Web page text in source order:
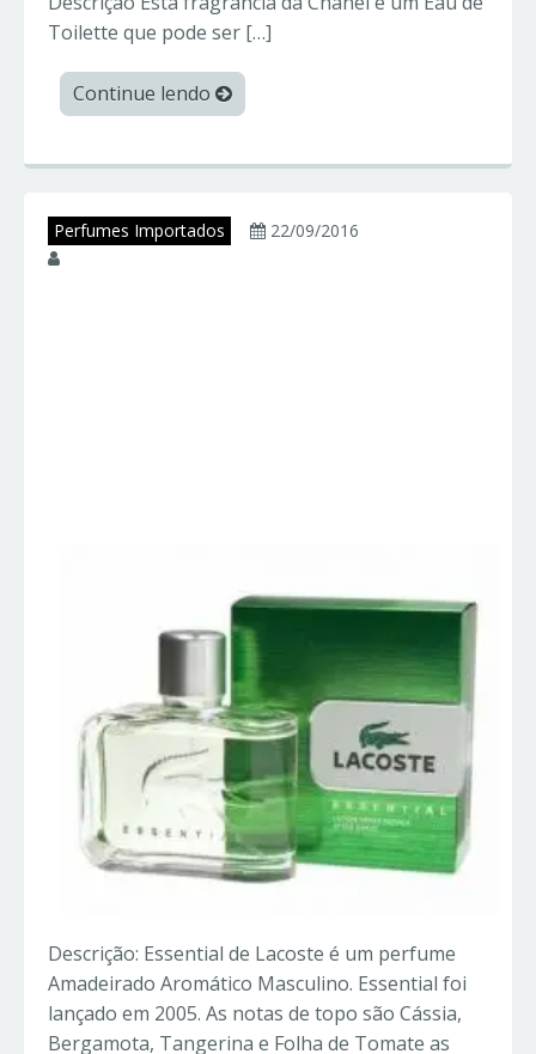
Toilette que pode ser […]
Continue lendo
Perfumes Importados
22/09/2016
Descrição: Essential de Lacoste é um perfume
Amadeirado Aromático Masculino. Essential foi
lançado em 2005. As notas de topo são Cássia,
Bergamota, Tangerina e Folha de Tomate as